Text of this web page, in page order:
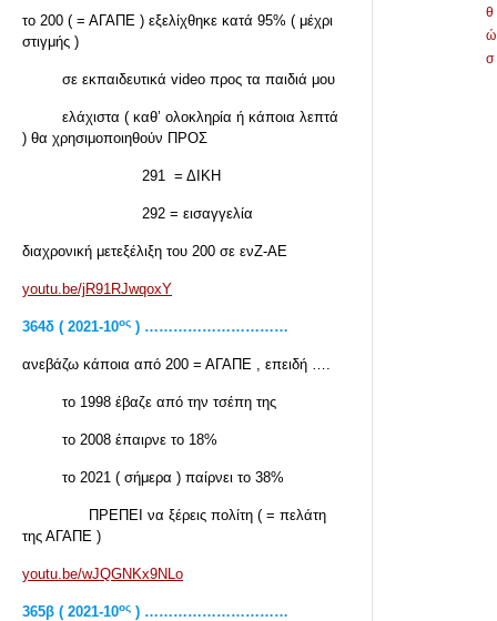
το 200 ( = ΑΓΑΠΕ ) εξελίχθηκε κατά 95% ( μέχρι
στιγμής )
σε εκπαιδευτικά video προς τα παιδιά μου
ελάχιστα ( καθ’ ολοκληρία ή κάποια λεπτά
) θα χρησιμοποιηθούν ΠΡΟΣ
291 = ΔΙΚΗ
292 = εισαγγελία
διαχρονική μετεξέλιξη του 200 σε ενΖ-ΑΕ
youtu.be/jR91RJwqoxY
364δ ( 2021-10ος ) …………………………
ανεβάζω κάποια από 200 = ΑΓΑΠΕ , επειδή ….
το 1998 έβαζε από την τσέπη της
το 2008 έπαιρνε το 18%
το 2021 ( σήμερα ) παίρνει το 38%
ΠΡΕΠΕΙ να ξέρεις πολίτη ( = πελάτη
της ΑΓΑΠΕ )
youtu.be/wJQGNKx9NLo
365β ( 2021-10ος ) …………………………
θ
ώ
σ